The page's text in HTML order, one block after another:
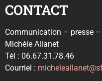
CONTACT
Communication – presse
Michèle Allanet
Tél : 06.67.31.78.46
Courriel :